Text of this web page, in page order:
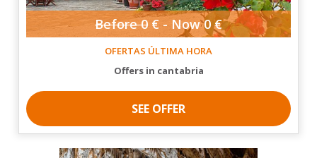
Before0 € - Now0 €
OFERTAS ÚLTIMA HORA
offers in cantabria
SEE OFFER